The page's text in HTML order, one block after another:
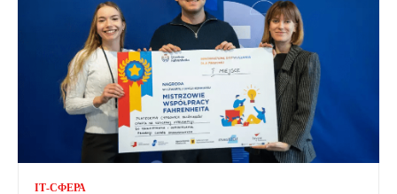
ІТ-СФЕРА